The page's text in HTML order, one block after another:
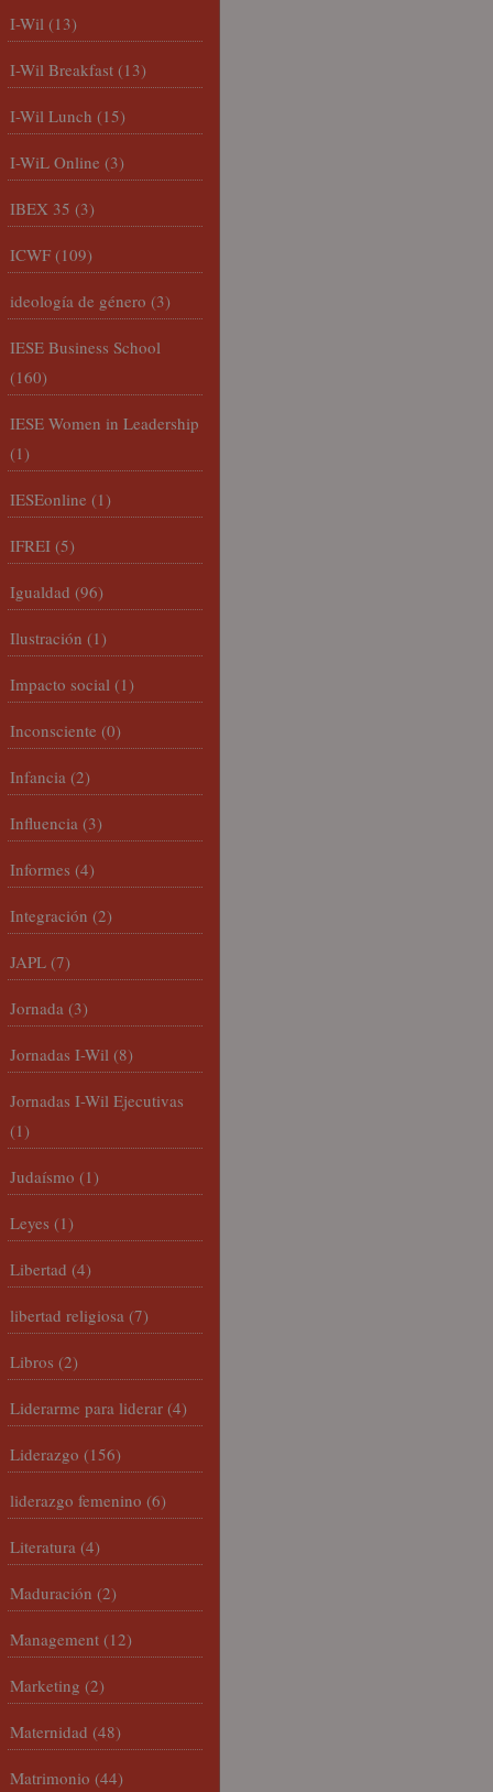
I-Wil (13)
I-Wil Breakfast (13)
I-Wil Lunch (15)
I-WiL Online (3)
IBEX 35 (3)
ICWF (109)
ideología de género (3)
IESE Business School
(160)
IESE Women in Leadership
(1)
IESEonline (1)
IFREI (5)
Igualdad (96)
Ilustración (1)
Impacto social (1)
Inconsciente (0)
Infancia (2)
Influencia (3)
Informes (4)
Integración (2)
JAPL (7)
Jornada (3)
Jornadas I-Wil (8)
Jornadas I-Wil Ejecutivas
(1)
Judaísmo (1)
Leyes (1)
Libertad (4)
libertad religiosa (7)
Libros (2)
Liderarme para liderar (4)
Liderazgo (156)
liderazgo femenino (6)
Literatura (4)
Maduración (2)
Management (12)
Marketing (2)
Maternidad (48)
Matrimonio (44)